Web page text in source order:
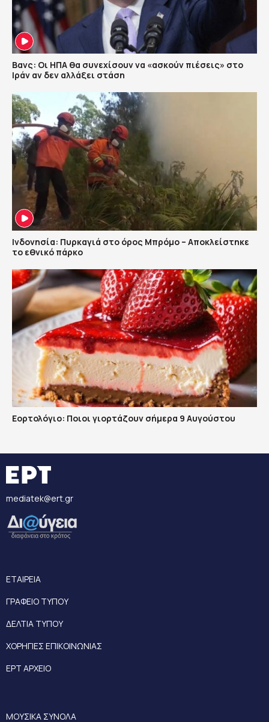
Βανς: Οι ΗΠΑ θα συνεχίσουν να «ασκούν πιέσεις» στο
Ιράν αν δεν αλλάξει στάση
Ινδονησία: Πυρκαγιά στο όρος Μπρόμο – Αποκλείστηκε
το εθνικό πάρκο
Εορτολόγιο: Ποιοι γιορτάζουν σήμερα 9 Αυγούστου
mediatek@ert.gr
ΕΤΑΙΡΕΙΑ
ΓΡΑΦΕΙΟ ΤΥΠΟΥ
ΔΕΛΤΙΑ ΤΥΠΟΥ
ΧΟΡΗΓΙΕΣ ΕΠΙΚΟΙΝΩΝΙΑΣ
ΕΡΤ ΑΡΧΕΙΟ
ΜΟΥΣΙΚΑ ΣΥΝΟΛΑ